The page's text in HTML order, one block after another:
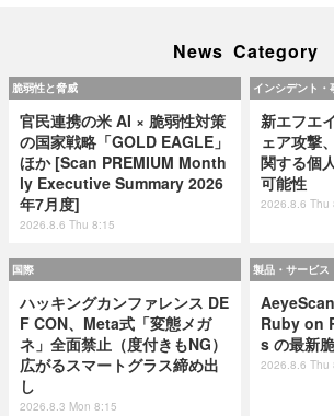
News Category
脆弱性と脅威
官民連携の米 AI × 脆弱性対策
の国家戦略「GOLD EAGLE」
ほか [Scan PREMIUM Month
ly Executive Summary 2026
年7月度]
2026.8.6 Thu 8:15
インシデント・
新エフエ
ェア攻撃
関する個
可能性
2026.8.6 Thu
国際
ハッキングカンファレンス DE
F CON、Meta式「変態メガ
ネ」全面禁止（度付きもNG）
広がるスマートグラス締め出
し
2026.8.3 Mon 8:15
製品・サービス
AeyeScan
Ruby on
s の最新
2026.8.6 Thu